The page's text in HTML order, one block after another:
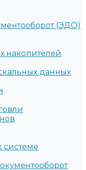
(ЭДО)
накопителей
данных
системе